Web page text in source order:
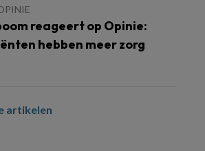
reageert op Opinie:
hebben meer zorg
artikelen